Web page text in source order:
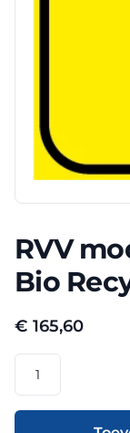
RVV
Bio
€ 165,60
model
T05-